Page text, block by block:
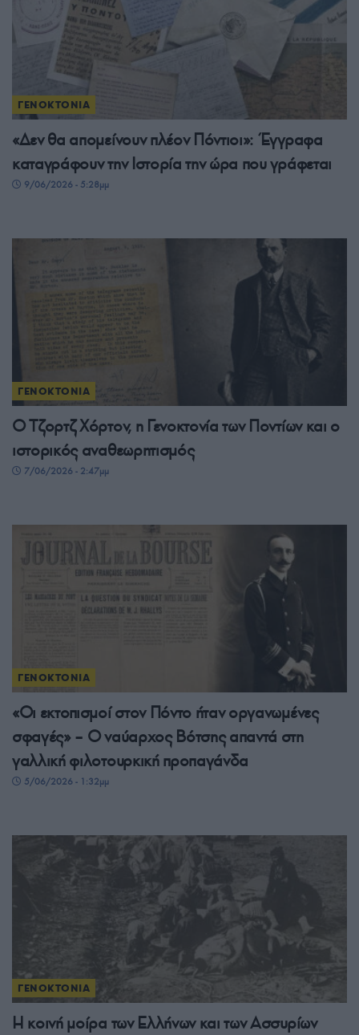
ΓΕΝΟΚΤΟΝΙΑ
«Δεν θα απομείνουν πλέον Πόντιοι»: Έγγραφα
καταγράφουν την Ιστορία την ώρα που γράφεται
9/06/2026 - 5:28μμ
ΓΕΝΟΚΤΟΝΙΑ
Ο Τζορτζ Χόρτον, η Γενοκτονία των Ποντίων και ο
ιστορικός αναθεωρητισμός
7/06/2026 - 2:47μμ
ΓΕΝΟΚΤΟΝΙΑ
«Οι εκτοπισμοί στον Πόντο ήταν οργανωμένες
σφαγές» – Ο ναύαρχος Βότσης απαντά στη
γαλλική φιλοτουρκική προπαγάνδα
5/06/2026 - 1:32μμ
ΓΕΝΟΚΤΟΝΙΑ
Η κοινή μοίρα των Ελλήνων και των Ασσυρίων